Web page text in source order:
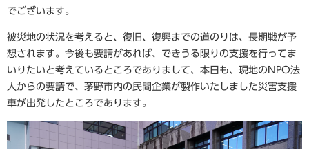
でございます。
被災地の状況を考えると、復旧、復興までの道のりは、長期戦が予
想されます。今後も要請があれば、できうる限りの支援を行ってま
いりたいと考えているところでありまして、本日も、現地のNPO法
人からの要請で、茅野市内の民間企業が製作いたしました災害支援
車が出発したところであります。